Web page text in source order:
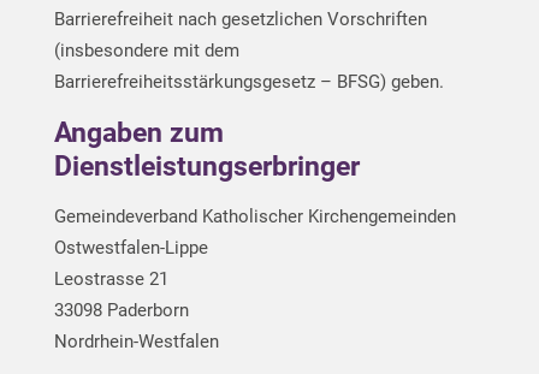
Barrierefreiheit nach gesetzlichen Vorschriften
(insbesondere mit dem
Barrierefreiheitsstärkungsgesetz – BFSG) geben.
Angaben zum
Dienstleistungserbringer
Gemeindeverband Katholischer Kirchengemeinden
Ostwestfalen-Lippe
Leostrasse 21
33098 Paderborn
Nordrhein-Westfalen